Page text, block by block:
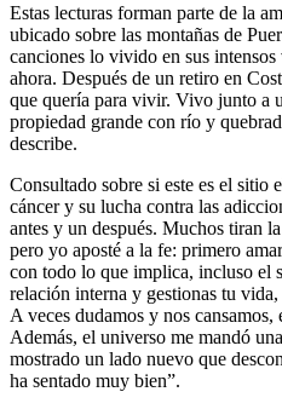
Estas lecturas forman parte de la
ubicado sobre las montañas de
canciones lo vivido en sus
ahora. Después de un retiro en
que quería para vivir. Vivo junto a
propiedad grande con río y
describe.
Consultado sobre si este es el sitio
cáncer y su lucha contra las
antes y un después. Muchos tiran
pero yo aposté a la fe: primero
con todo lo que implica, incluso el
relación interna y gestionas tu
A veces dudamos y nos cansamos,
Además, el universo me mandó
mostrado un lado nuevo que
ha sentado muy bien”.